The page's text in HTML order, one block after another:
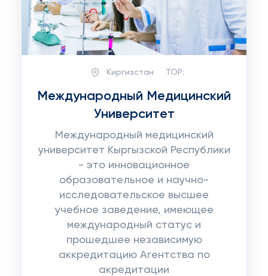
Киргизстан TOP:
Международный Медицинский
Университет
Международный медицинский
университет Кыргызской Республики
- это инновационное
образовательное и научно-
исследовательское высшее
учебное заведение, имеющее
международный статус и
прошедшее независимую
аккредитацию Агентства по
акредитации